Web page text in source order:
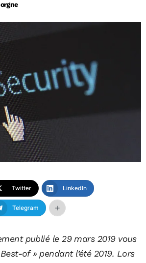
Twitter LinkedIn
Telegram
publié le 29 mars 2019 vous
of » pendant l’été 2019. Lors